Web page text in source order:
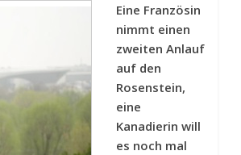
Eine Französin
nimmt einen
zweiten Anlauf
auf den
Rosenstein,
eine
Kanadierin will
es noch mal